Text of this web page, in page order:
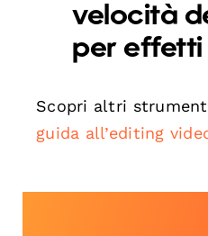
velocità
per
Scopri altri
guida all’editing